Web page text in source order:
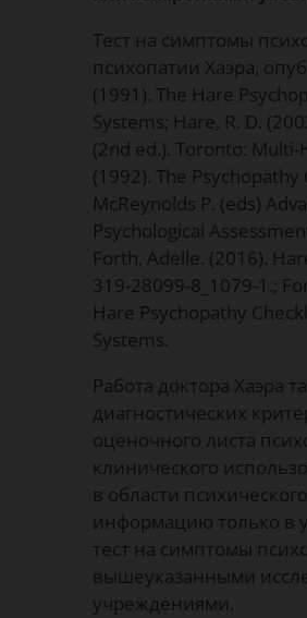
Тест на симптомы
психопатии Хаэра,
(1991). The Hare
Systems; Hare, R. D.
(2nd ed.). Toronto: Multi-
(1992). The Psychopathy
McReynolds P. (eds)
Psychological
Forth, Adelle. (2016).
319-28099-8_1079-1.;
Hare Psychopathy
Systems.
Работа доктора Хаэра
диагностических
оценочного листа
клинического
в области
информацию только в
тест на симптомы
вышеуказанными
учреждениями.